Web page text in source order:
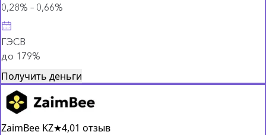
0,28% – 0,66%
ГЭСВ
до 179%
Получить деньги
ZaimBee KZ★4,01 отзыв